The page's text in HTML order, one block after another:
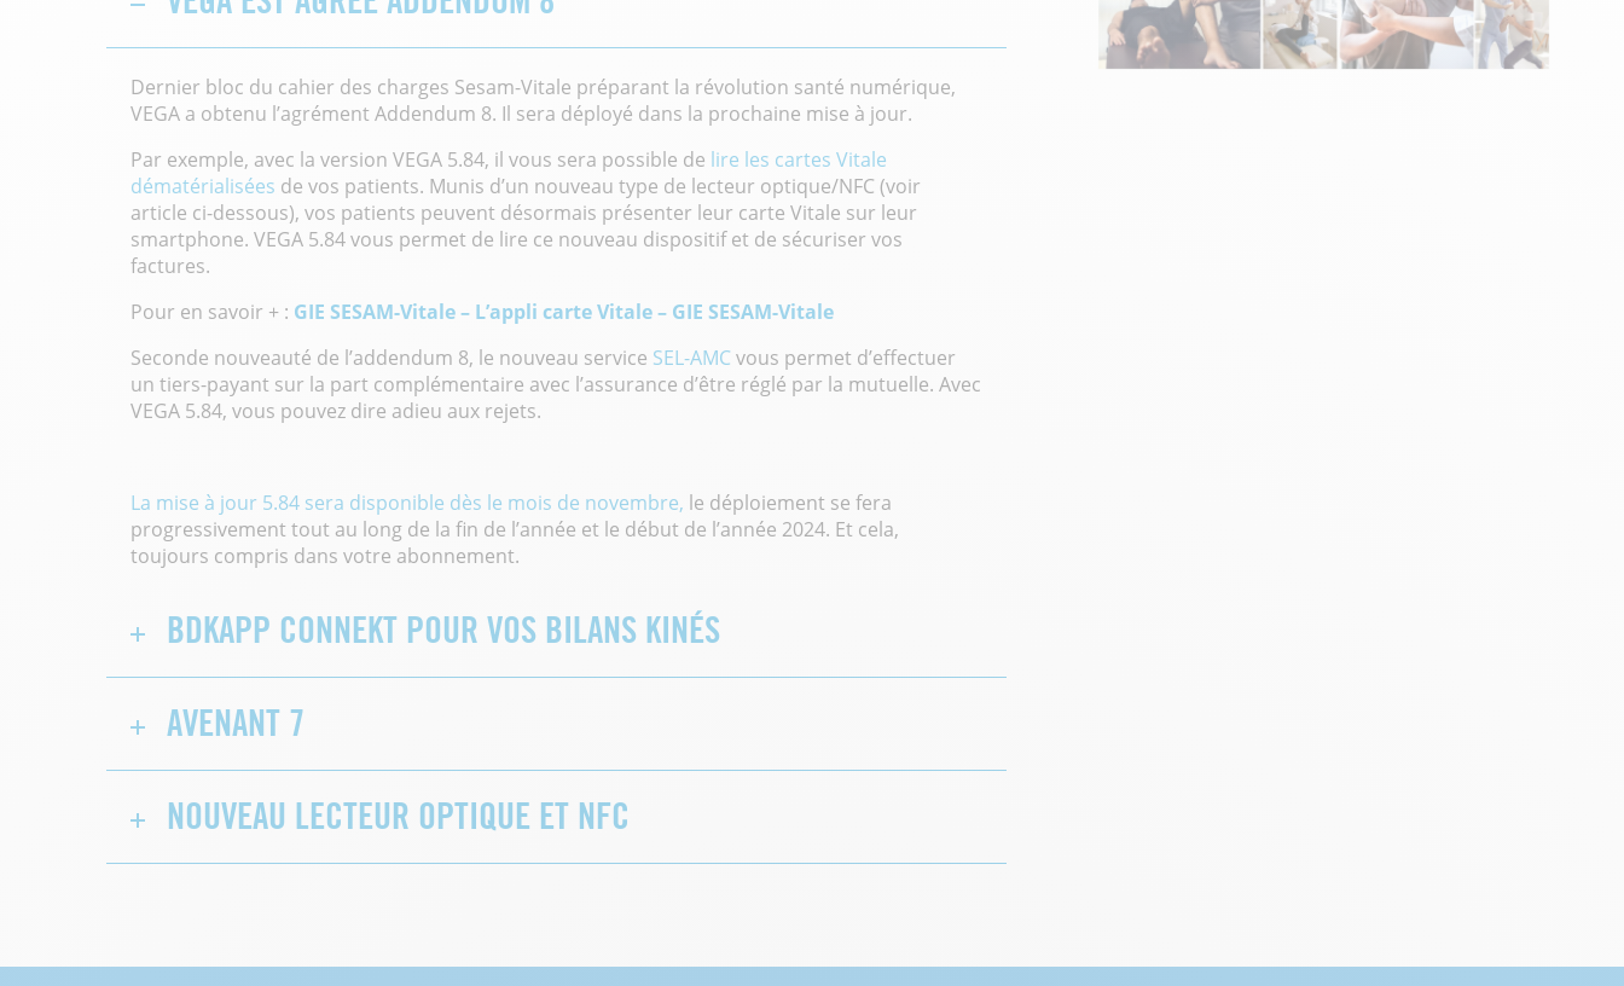
Dernier bloc du cahier des charges Sesam-Vitale préparant la révolution santé numérique,
VEGA a obtenu l’agrément Addendum 8. Il sera déployé dans la prochaine mise à jour.
Par exemple, avec la version VEGA 5.84, il vous sera possible de lire les cartes Vitale
dématérialisées de vos patients. Munis d’un nouveau type de lecteur optique/NFC (voir
article ci-dessous), vos patients peuvent désormais présenter leur carte Vitale sur leur
smartphone. VEGA 5.84 vous permet de lire ce nouveau dispositif et de sécuriser vos
factures.
Pour en savoir + : GIE SESAM-Vitale – L’appli carte Vitale – GIE SESAM-Vitale
Seconde nouveauté de l’addendum 8, le nouveau service SEL-AMCvous permet d’effectuer
un tiers-payant sur la part complémentaire avec l’assurance d’être réglé par la mutuelle. Avec
VEGA 5.84, vous pouvez dire adieu aux rejets.
La mise à jour 5.84 sera disponible dès le mois de novembre, le déploiement se fera
progressivement tout au long de la fin de l’année et le début de l’année 2024. Et cela,
toujours compris dans votre abonnement.
BDKAPP CONNEKT POUR VOS BILANS KINÉS
AVENANT 7
NOUVEAU LECTEUR OPTIQUE ET NFC